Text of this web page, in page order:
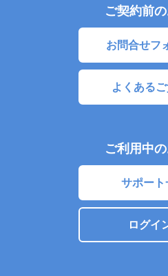
ご契約前
お問合せフ
よくある
ご利用中
サポート
ログイ